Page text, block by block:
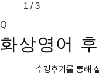
1 / 3
Q
화상영어 후
수강후기를 통해